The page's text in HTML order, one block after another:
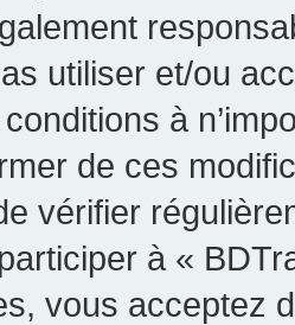
utiliser et/ou
à
de ces
vérifier
à «
vous acceptez